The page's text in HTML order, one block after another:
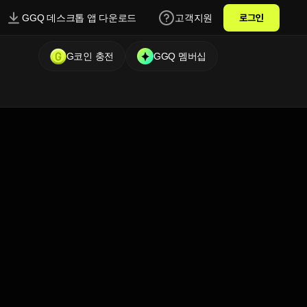
GGQ 데스크톱 앱 다운로드 고객지원 로그인
G코인 충전 GGQ 멤버십